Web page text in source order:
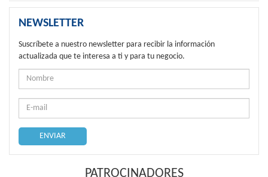
NEWSLETTER
Suscríbete a nuestro newsletter para recibir la información
actualizada que te interesa a ti y para tu negocio.
ENVIAR
PATROCINADORES